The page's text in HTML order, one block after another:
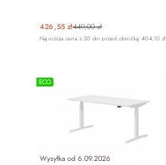
426,55 zł449,00 zł
Najniższa cena z 30 dni przed obniżką: 404,10 zł
ECO
Wysyłka od 6.09.2026